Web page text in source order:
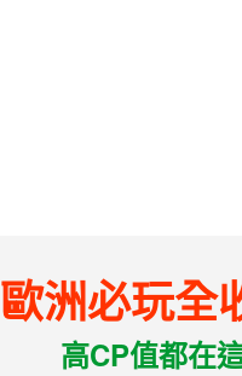
歐洲必玩全
高CP值都在